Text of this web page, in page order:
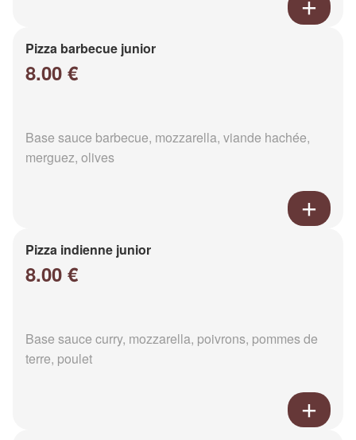
Pizza barbecue junior
8.00 €
Base sauce barbecue, mozzarella, viande hachée,
merguez, olives
Pizza indienne junior
8.00 €
Base sauce curry, mozzarella, poivrons, pommes de
terre, poulet